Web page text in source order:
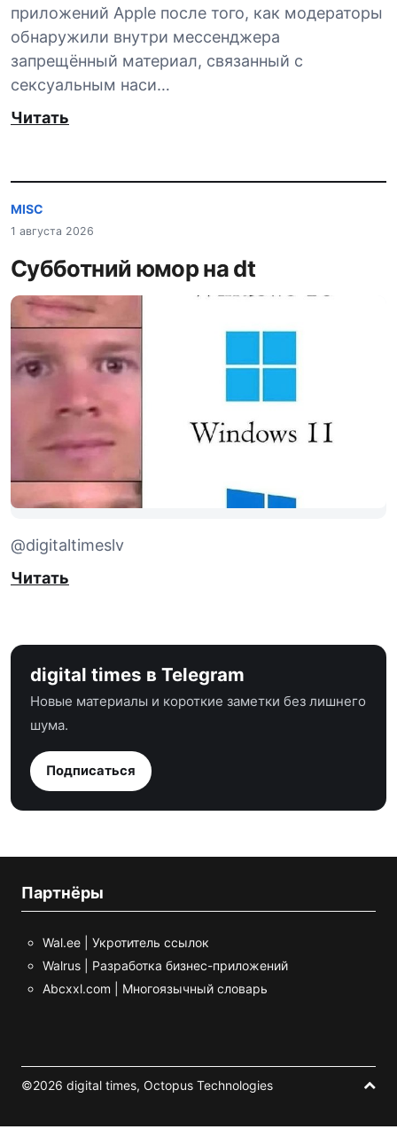
приложений Apple после того, как модераторы
обнаружили внутри мессенджера
запрещённый материал, связанный с
сексуальным наси…
Читать
MISC
1 августа 2026
Субботний юмор на dt
@digitaltimeslv
Читать
digital times в Telegram
Новые материалы и короткие заметки без лишнего
шума.
Подписаться
Партнёры
Wal.ee | Укротитель ссылок
Walrus | Разработка бизнес-приложений
Abcxxl.com | Многоязычный словарь
©2026 digital times, Octopus Technologies